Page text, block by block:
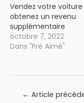
Vendez votre
obtenez un revenu
supplémentaire
octobre 7, 2022
Dans "Pré Aimé"
Navigation
← Article